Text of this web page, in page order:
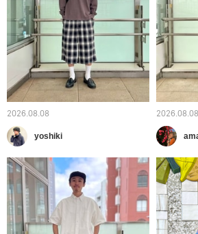
2026.08.08
yoshiki
2026.08.08